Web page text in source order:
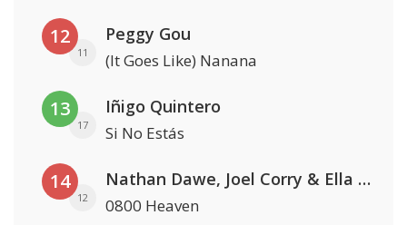
12
11
Peggy Gou
(It Goes Like) Nanana
13
17
Iñigo Quintero
Si No Estás
14
12
Nathan Dawe, Joel Corry & Ella Henderson
0800 Heaven